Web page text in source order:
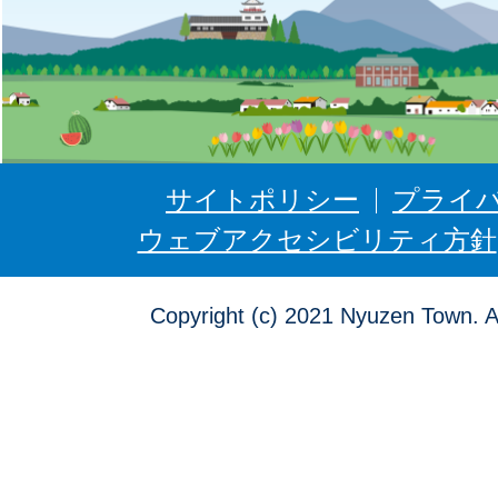
ゅ
う
ぜ
サイトポリシー
プライ
ウェブアクセシビリティ方針
Copyright (c) 2021 Nyuzen Town.